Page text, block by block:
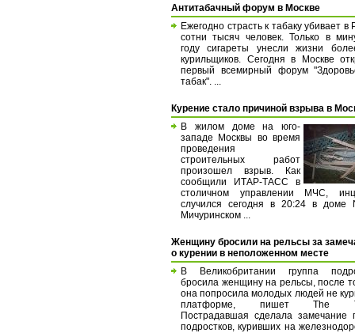
Антитабачный форум в Москве
Ежегодно страсть к табаку убивает в
сотни тысяч человек. Только в
году сигареты унесли жизни
курильщиков. Сегодня в Москве
первый всемирный форум
табак". ...
Курение стало причиной взрыва в
В жилом доме на юго-
западе Москвы во время
проведения
строительных работ
произошел взрыв. Как
сообщили ИТАР-ТАСС в
столичном управлении МЧС,
случился сегодня в 20:24 в доме
Мичуринском ...
Женщину бросили на рельсы за
о курении в неположенном месте
В Великобритании группа
бросила женщину на рельсы, после
она попросила молодых людей не
платформе, пишет The
Пострадавшая сделала замечание
подростков, куривших на